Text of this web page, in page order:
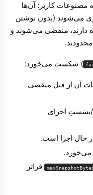
مصنوعات کاربر: آن‌ها
می‌شوند (بدون نوشتن
دارند، منقضی می‌شوند و
) شکست می‌خورد:
آن از قبل منقضی
نشستِ اجرای
حال اجرا است.
فراتر